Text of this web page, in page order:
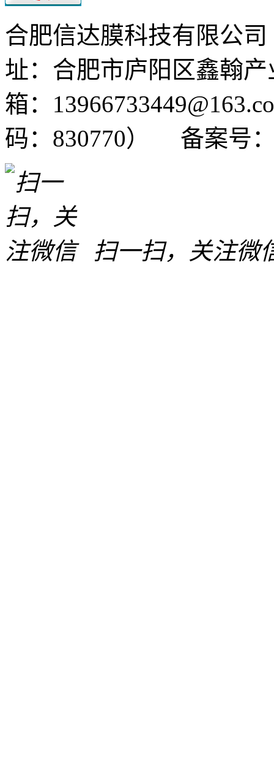
合肥信达膜科技有限公司
址：合肥市庐阳区鑫翰产
箱：
码：830770）
备案号
扫一扫，关注微